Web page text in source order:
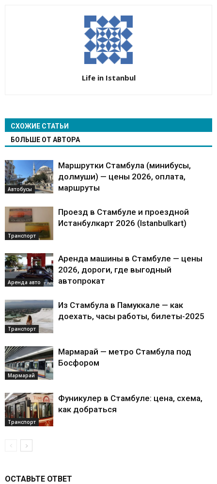
Life in Istanbul
СХОЖИЕ СТАТЬИ
БОЛЬШЕ ОТ АВТОРА
Автобусы
Маршрутки Стамбула (минибусы,
долмуши) — цены 2026, оплата,
маршруты
Транспорт
Проезд в Стамбуле и проездной
Истанбулкарт 2026 (Istanbulkart)
Аренда авто
Аренда машины в Стамбуле — цены
2026, дороги, где выгодный
автопрокат
Транспорт
Из Стамбула в Памуккале — как
доехать, часы работы, билеты-2025
Мармарай
Мармарай — метро Стамбула под
Босфором
Транспорт
Фуникулер в Стамбуле: цена, схема,
как добраться
ОСТАВЬТЕ ОТВЕТ